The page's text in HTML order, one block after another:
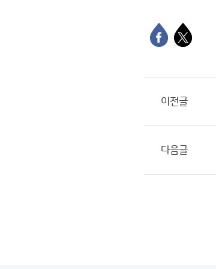
이전글
다음글